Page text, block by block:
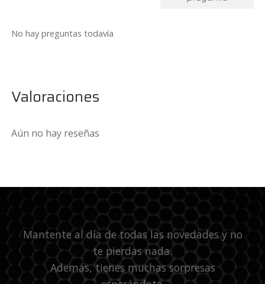
No hay preguntas todavía
Valoraciones
Aún no hay reseñas
Mantente al día de todas las novedades y no
te pierdas nada.
Además, tienes muchas sorpresas